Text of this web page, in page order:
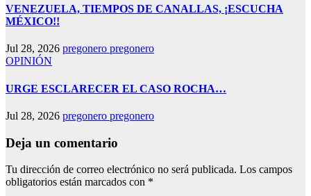
VENEZUELA, TIEMPOS DE CANALLAS, ¡ESCUCHA
MÉXICO!!
Jul 28, 2026 pregonero pregonero
OPINIÓN
URGE ESCLARECER EL CASO ROCHA…
Jul 28, 2026 pregonero pregonero
Deja un comentario
Tu dirección de correo electrónico no será publicada. Los campos
obligatorios están marcados con *